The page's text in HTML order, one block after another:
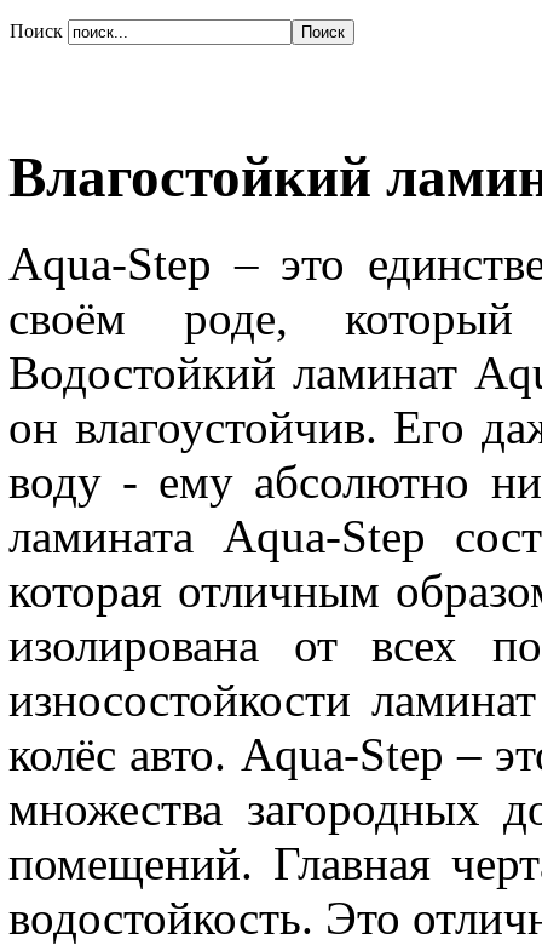
Поиск
Влагостойкий
Aqua-Step – это
своём роде,
Водостойкий ламинат
он влагоустойчив. Его
воду - ему абсолютно
ламината Aqua-Step
которая отличным
изолирована от всех
износостойкости
колёс авто. Aqua-Step –
множества загородных
помещений. Главная
водостойкость. Это